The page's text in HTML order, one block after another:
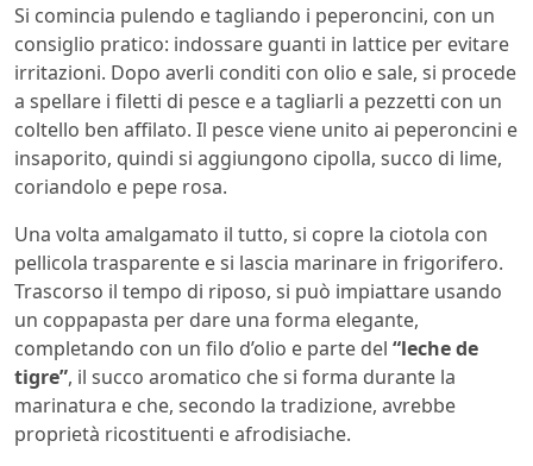
Si comincia pulendo e tagliando i peperoncini, con un
consiglio pratico: indossare guanti in lattice per evitare
irritazioni. Dopo averli conditi con olio e sale, si procede
a spellare i filetti di pesce e a tagliarli a pezzetti con un
coltello ben affilato. Il pesce viene unito ai peperoncini e
insaporito, quindi si aggiungono cipolla, succo di lime,
coriandolo e pepe rosa.
Una volta amalgamato il tutto, si copre la ciotola con
pellicola trasparente e si lascia marinare in frigorifero.
Trascorso il tempo di riposo, si può impiattare usando
un coppapasta per dare una forma elegante,
completando con un filo d’olio e parte del “leche de
tigre”, il succo aromatico che si forma durante la
marinatura e che, secondo la tradizione, avrebbe
proprietà ricostituenti e afrodisiache.